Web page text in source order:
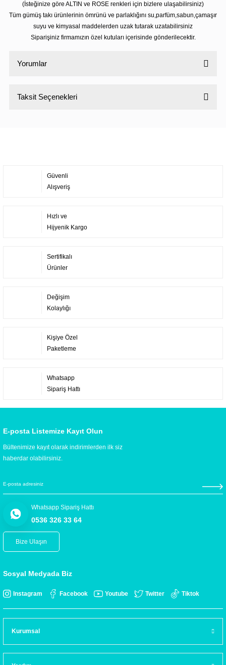
(İsteğinize göre ALTIN ve ROSE renkleri için bizlere ulaşabilirsiniz)
Tüm gümüş takı ürünlerinin ömrünü ve parlaklığını su,parfüm,sabun,çamaşır
suyu ve kimyasal maddelerden uzak tutarak uzatabilirsiniz
Siparişiniz firmamızın özel kutuları içerisinde gönderilecektir.
Yorumlar
Taksit Seçenekleri
Güvenli
Alışveriş
Hızlı ve
Hijyenik Kargo
Sertifikalı
Ürünler
Değişim
Kolaylığı
Kişiye Özel
Paketleme
Whatsapp
Sipariş Hattı
E-posta Listemize Kayıt Olun
Bültenimize kayıt olarak indirimlerden ilk siz
haberdar olabilirsiniz.
Whatsapp Sipariş Hattı
0536 326 33 64
Bize Ulaşın
Sosyal Medyada Biz
Instagram Facebook Youtube Twitter Tiktok
Kurumsal